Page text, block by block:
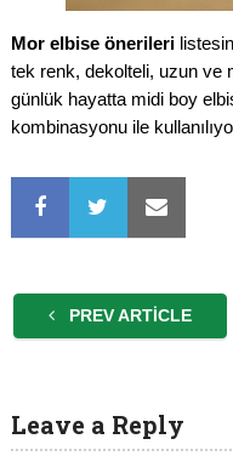
Mor elbise önerileri
tek renk, dekolteli, uzun ve
günlük hayatta midi boy
kombinasyonu ile
PREV ARTICLE
Leave a Reply